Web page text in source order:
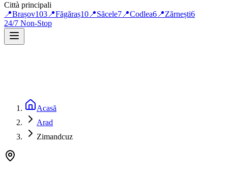
Città principali
📍Brașov103 📍Făgăraș10 📍Săcele7 📍Codlea6 📍Zărnești6
24/7 Non-Stop
Acasă
Arad
Zimandcuz